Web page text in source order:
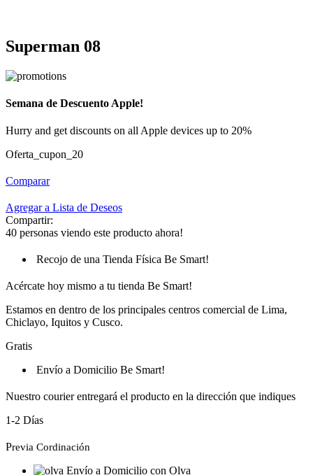
Superman 08
Semana de Descuento Apple!
Hurry and get discounts on all Apple devices up to 20%
Oferta_cupon_20
Comparar
Agregar a Lista de Deseos
Compartir:
40 personas viendo este producto ahora!
Recojo de una Tienda Física Be Smart!
Acércate hoy mismo a tu tienda Be Smart!
Estamos en dentro de los principales centros comercial de Lima,
Chiclayo, Iquitos y Cusco.
Gratis
Envío a Domicilio Be Smart!
Nuestro courier entregará el producto en la dirección que indiques
1-2 Días
Previa Cordinación
Envío a Domicilio con Olva